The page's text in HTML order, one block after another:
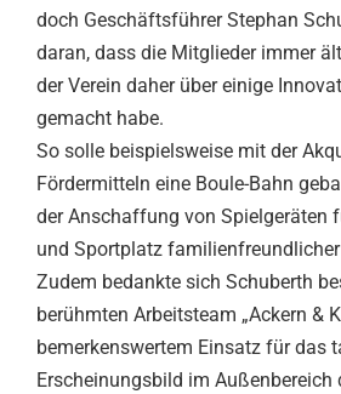
doch Geschäftsführer Stephan
daran, dass die Mitglieder immer
der Verein daher über einige
gemacht habe.
So solle beispielsweise mit der
Fördermitteln eine Boule-Bahn
der Anschaffung von Spielgeräten
und Sportplatz
Zudem bedankte sich Schuberth
berühmten Arbeitsteam „Ackern &
bemerkenswertem Einsatz für das
Erscheinungsbild im Außenbereich